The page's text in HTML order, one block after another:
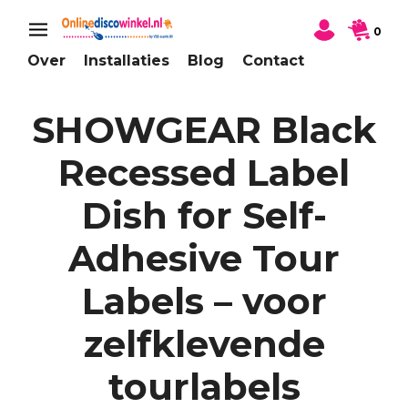
Over Installaties Blog Contact
0
SHOWGEAR Black
Recessed Label
Dish for Self-
Adhesive Tour
Labels – voor
zelfklevende
tourlabels